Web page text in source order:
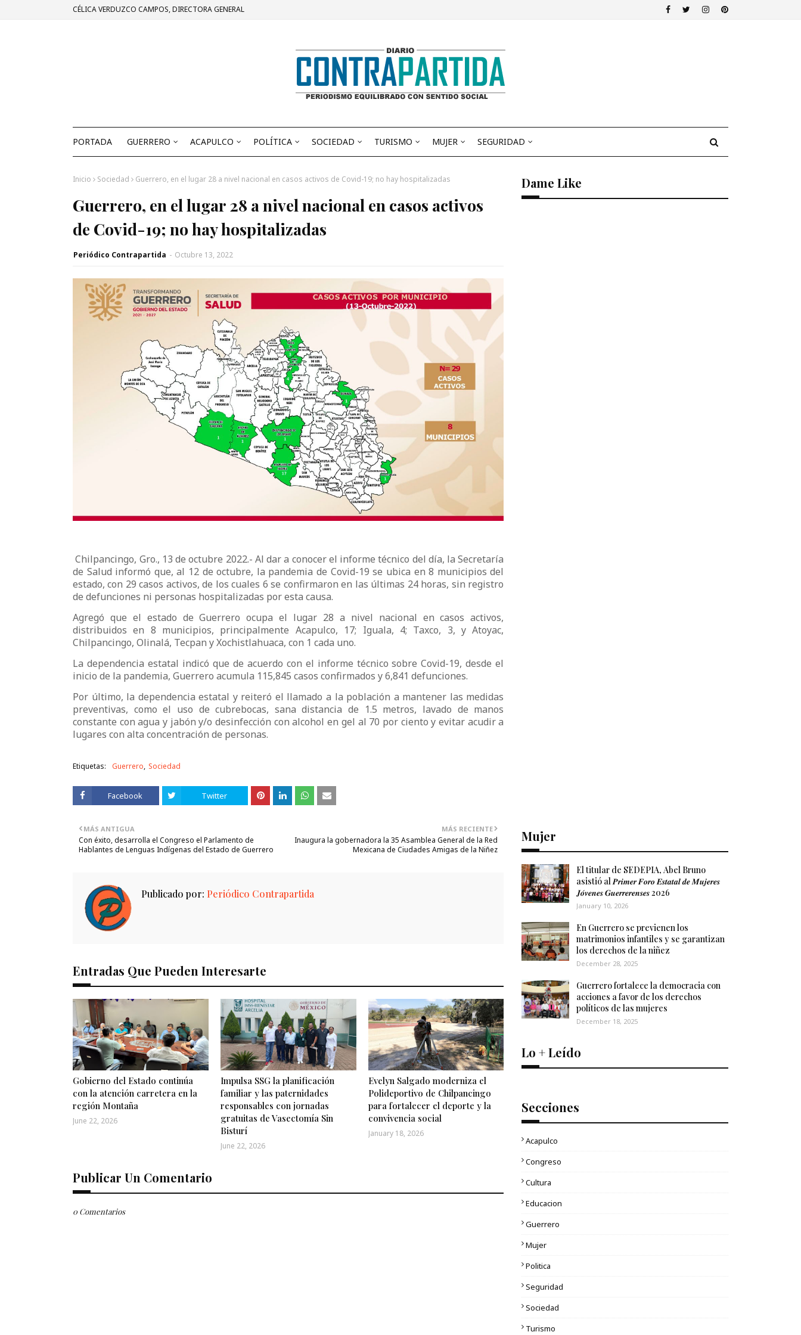
CÉLICA VERDUZCO CAMPOS, DIRECTORA GENERAL
PORTADA GUERRERO ACAPULCO POLÍTICA SOCIEDAD TURISMO MUJER SEGURIDAD
Inicio Sociedad Guerrero, en el lugar 28 a nivel nacional en casos activos de Covid-19; no hay hospitalizadas
Guerrero, en el lugar 28 a nivel nacional en casos activos
de Covid-19; no hay hospitalizadas
Periódico Contrapartida - Octubre 13, 2022
Chilpancingo, Gro., 13 de octubre 2022.- Al dar a conocer el informe técnico del día, la Secretaría
de Salud informó que, al 12 de octubre, la pandemia de Covid-19 se ubica en 8 municipios del
estado, con 29 casos activos, de los cuales 6 se confirmaron en las últimas 24 horas, sin registro
de defunciones ni personas hospitalizadas por esta causa.
Agregó que el estado de Guerrero ocupa el lugar 28 a nivel nacional en casos activos,
distribuidos en 8 municipios, principalmente Acapulco, 17; Iguala, 4; Taxco, 3, y Atoyac,
Chilpancingo, Olinalá, Tecpan y Xochistlahuaca, con 1 cada uno.
La dependencia estatal indicó que de acuerdo con el informe técnico sobre Covid-19, desde el
inicio de la pandemia, Guerrero acumula 115,845 casos confirmados y 6,841 defunciones.
Por último, la dependencia estatal y reiteró el llamado a la población a mantener las medidas
preventivas, como el uso de cubrebocas, sana distancia de 1.5 metros, lavado de manos
constante con agua y jabón y/o desinfección con alcohol en gel al 70 por ciento y evitar acudir a
lugares con alta concentración de personas.
Etiquetas: Guerrero Sociedad
Facebook Twitter
MÁS RECIENTE
Inaugura la gobernadora la 35 Asamblea General de la Red
Mexicana de Ciudades Amigas de la Niñez
MÁS ANTIGUA
Con éxito, desarrolla el Congreso el Parlamento de
Hablantes de Lenguas Indígenas del Estado de Guerrero
Publicado por: Periódico Contrapartida
Entradas Que Pueden Interesarte
Gobierno del Estado continúa
con la atención carretera en la
región Montaña
June 22, 2026
Impulsa SSG la planificación
familiar y las paternidades
responsables con jornadas
gratuitas de Vasectomía Sin
Bisturí
June 22, 2026
Evelyn Salgado moderniza el
Polideportivo de Chilpancingo
para fortalecer el deporte y la
convivencia social
January 18, 2026
Publicar Un Comentario
0 Comentarios
Dame Like
Mujer
El titular de SEDEPIA, Abel Bruno
asistió al 𝑷𝒓𝒊𝒎𝒆𝒓 𝑭𝒐𝒓𝒐 𝑬𝒔𝒕𝒂𝒕𝒂𝒍 𝒅𝒆 𝑴𝒖𝒋𝒆𝒓𝒆𝒔
𝑱𝒐́𝒗𝒆𝒏𝒆𝒔 𝑮𝒖𝒆𝒓𝒓𝒆𝒓𝒆𝒏𝒔𝒆𝒔 2026
January 10, 2026
En Guerrero se previenen los
matrimonios infantiles y se garantizan
los derechos de la niñez
December 28, 2025
Guerrero fortalece la democracia con
acciones a favor de los derechos
políticos de las mujeres
December 18, 2025
Lo + Leído
Secciones
Acapulco
Congreso
Cultura
Educacion
Guerrero
Mujer
Politica
Seguridad
Sociedad
Turismo